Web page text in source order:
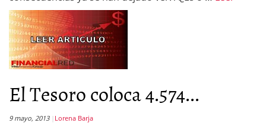
El Tesoro coloca 4.574...
9 mayo, 2013 Lorena Barja